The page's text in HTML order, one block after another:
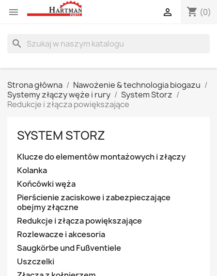
 shopping_cart (0)

search
Strona główna
Nawożenie & technologia biogazu
Systemy złączy węże i rury
System Storz
Redukcje i złącza powiększające
SYSTEM STORZ
Klucze do elementów montażowych i złączy
Kolanka
Końcówki węża
Pierścienie zaciskowe i zabezpieczające
obejmy złączne
Redukcje i złącza powiększające
Rozlewacze i akcesoria
Saugkörbe und Fußventiele
Uszczelki